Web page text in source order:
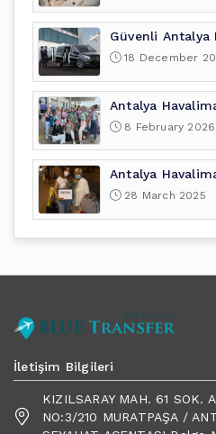
Güvenli Antalya
18 December
Antalya
8 February 2026
28 March 2025
İletişim Bilgileri
KIZILSARAY MAH. 61 SOK.
NO:3/210 MURATPAŞA /